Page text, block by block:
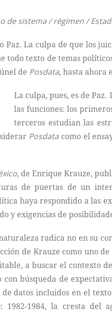
de sistema / régimen /
Paz. La culpa de que los
todo texto de temas
de Posdata, hasta ahora
La culpa, pues, es de
las funciones: los
terceros estudian las
Posdata como el
, de Enrique Krauze,
de puertas de un
haya respondido a las
y exigencias de
radica no en su
de Krauze como uno
a buscar el contexto de
búsqueda de
datos incluidos en el
1982-1984, la cresta